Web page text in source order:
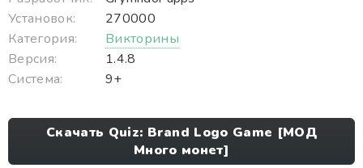
Установок:
270000
Категория:
Викторины
Версия:
1.4.8
Система:
9+
Скачать Quiz: Brand Logo Game [МОД
Много монет]